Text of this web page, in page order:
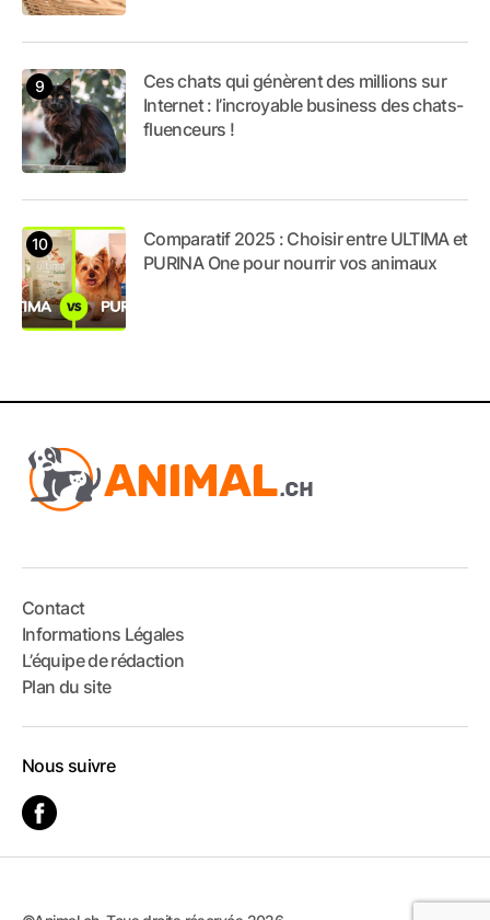
Ces chats qui génèrent des millions sur
Internet : l’incroyable business des chats-
fluenceurs !
Comparatif 2025 : Choisir entre ULTIMA et
PURINA One pour nourrir vos animaux
Contact
Informations Légales
L’équipe de rédaction
Plan du site
Nous suivre